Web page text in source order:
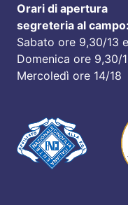
Orari di apertura
segreteria al campo:
Sabato ore 9,30/13
Domenica ore 9,30/
Mercoledì ore 14/18